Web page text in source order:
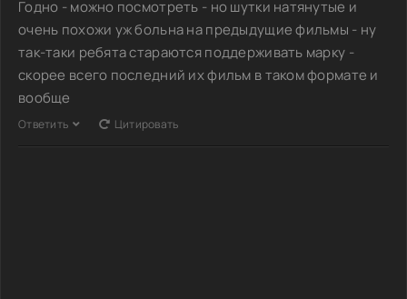
Годно - можно посмотреть - но шутки натянутые и
очень похожи уж больна на предыдущие фильмы - ну
так-таки ребята стараются поддерживать марку -
скорее всего последний их фильм в таком формате и
вообще
Ответить Цитировать